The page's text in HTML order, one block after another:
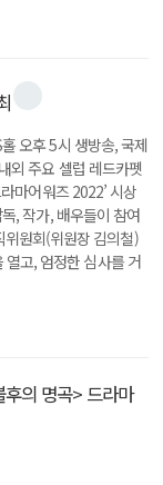
오후 5시 생방송, 국제
외 주요 셀럽 레드카펫
마어워즈 2022’ 시상
, 작가, 배우들이 참여
원회(위원장 김의철)
고, 엄정한 심사를 거
의 명곡> 드라마